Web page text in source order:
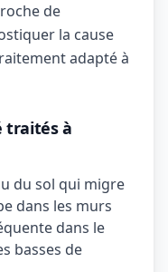
de
la cause
adapté à
traités à
du sol qui migre
dans les murs
dans le
basses de